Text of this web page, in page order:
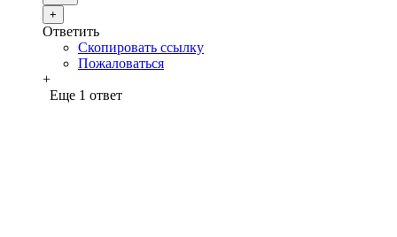
+
Ответить
Скопировать ссылку
Пожаловаться
+
Еще 1 ответ